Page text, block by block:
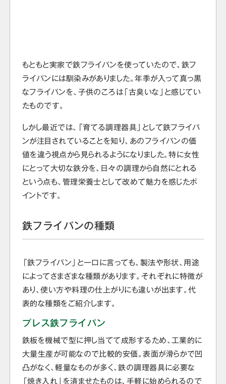
もともと実家で鉄フライパンを使っていたので、鉄フ
ライパンには馴染みがありました。年季が入って真っ黒
なフライパンを、子供のころは「古臭いな」と感じてい
たものです。
しかし最近では、「育てる調理器具」として鉄フライパ
ンが注目されていることを知り、あのフライパンの価
値を違う視点から見られるようになりました。特に女性
にとって大切な鉄分を、日々の調理から自然にとれる
という点も、管理栄養士として改めて魅力を感じたポ
イントです。
鉄フライパンの種類
「鉄フライパン」と一口に言っても、製法や形状、用途
によってさまざまな種類があります。それぞれに特徴が
あり、使い方や料理の仕上がりにも違いが出ます。代
表的な種類をご紹介します。
プレス鉄フライパン
鉄板を機械で型に押し当てて成形するため、工業的に
大量生産が可能なので比較的安価。表面が滑らかで凹
凸がなく、軽量なものが多く、鉄の調理器具に必要な